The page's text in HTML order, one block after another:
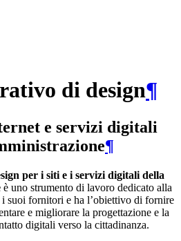
di design¶
e servizi digitali
¶
per i siti e i servizi digitali della
è uno strumento di lavoro dedicato alla
suoi fornitori e ha l’obiettivo di fornire
e migliorare la progettazione e la
digitali verso la cittadinanza.